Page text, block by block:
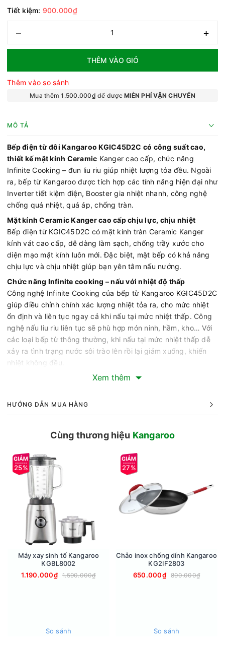
Tiết kiệm: 900.000₫
– +
THÊM VÀO GIỎ
Thêm vào so sánh
Mua thêm 1.500.000₫ để đượcMIỄN PHÍ VẬN CHUYỂN
MÔ TẢ
Bếp điện từ đôi Kangaroo KGIC45D2C có công suất cao,
thiết kế mặt kính Ceramic Kanger cao cấp, chức năng
Infinite Cooking – đun liu riu giúp nhiệt lượng tỏa đều. Ngoài
ra, bếp từ Kangaroo được tích hợp các tính năng hiện đại như
Inverter tiết kiệm điện, Booster gia nhiệt nhanh, công nghệ
chống quá nhiệt, quá áp, chống tràn.
Mặt kính Ceramic Kanger cao cấp chịu lực, chịu nhiệt
Bếp điện từ KGIC45D2C có mặt kính tràn Ceramic Kanger
kính vát cao cấp, dễ dàng làm sạch, chống trầy xước cho
diện mạo mặt kính luôn mới. Đặc biệt, mặt bếp có khả năng
chịu lực và chịu nhiệt giúp bạn yên tâm nấu nướng.
Chức năng Infinite cooking – nấu với nhiệt độ thấp
Công nghệ Infinite Cooking của bếp từ Kangaroo KGIC45D2C
giúp điều chỉnh chính xác lượng nhiệt tỏa ra, cho mức nhiệt
ổn định và liên tục ngay cả khi nấu tại mức nhiệt thấp. Công
nghệ nấu liu riu liên tục sẽ phù hợp món ninh, hầm, kho… Với
các loại bếp từ thông thường, khi nấu tại mức nhiệt thấp dễ
xảy ra tình trạng nước sôi trào lên rồi lại giảm xuống, khiến
nhiệt không đều.
Việc nấu các món cần đun nấu trong thời gian dài ở nhiệt độ
món ăn.
15 phút. Bếp điện từ đôi Kangaroo KGIC45D2C công suất cao
nhanh nên hiệu suất nhiệt cao chỉ mất 3 – 5 phút để sôi nước.
Việc nấu ăn vô cùng nhẹ nhàng, tiết kiệm nhiên liệu và thời
Điều khiển cảm ứng trượt mượt mà
Bếp từ đôi KGIC45D2C trang bị điều khiển cảm ứng trượt
thông minh, chỉ vài thao tác trượt tay đã chọn được chế độ
nhiệt mong muốn. Bếp có hai vùng nấu, đèn báo tại các nút
chức năng, màn hình hiển thị rõ rang, dễ điều chỉnh.
Tính năng giữ ấm tiện lợi – Inverter tiết kiệm điện
Được tích hợp chức năng “giữ ấm’ tiện lợi, bếp từ KGIC45D2C
Bếp điện từ đôi Kangaroo KGIC45D2C trang bị khóa trẻ em
Xem thêm
HƯỚNG DẪN MUA HÀNG
Cùng thương hiệu Kangaroo
25%
Máy xay sinh tố Kangaroo
KGBL8002
1.190.000₫
1.590.000₫
So sánh
27%
Chảo inox chống dính Kangaroo
KG2IF2803
650.000₫
890.000₫
So sánh